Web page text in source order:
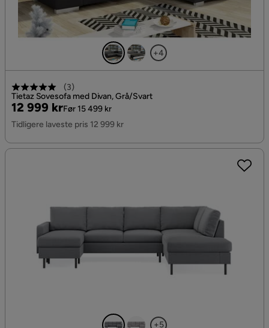
+4
(3)
Tietaz Sovesofa med Divan, Grå/Svart
Pris
12 999 kr
Original
Pris
Før 15 499 kr
Tidligere laveste pris 12 999 kr
+5